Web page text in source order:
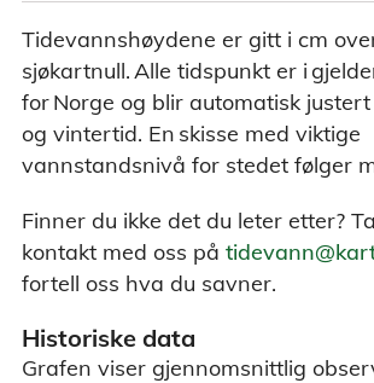
Tidevannshøydene er gitt i cm
sjøkartnull. Alle tidspunkt er i
for Norge og blir automatisk
og vintertid. En skisse med viktige
vannstandsnivå for stedet følger
Finner du ikke det du leter etter?
kontakt med oss på
fortell oss hva du savner.
Historiske data
Grafen viser gjennomsnittlig